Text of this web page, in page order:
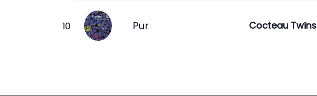
Pur Cocteau Twins